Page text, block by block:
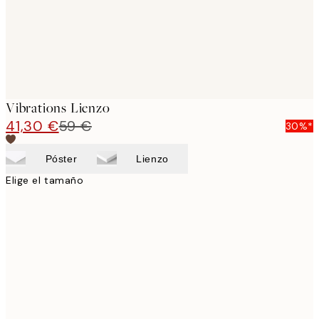
Vibrations Lienzo
41,30 €59 € 30%*
Póster Lienzo
Elige el tamaño